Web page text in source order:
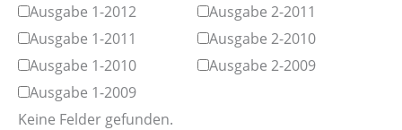
Ausgabe 1-2012
Ausgabe 2-2011
Ausgabe 1-2011
Ausgabe 2-2010
Ausgabe 1-2010
Ausgabe 2-2009
Ausgabe 1-2009
Keine Felder gefunden.